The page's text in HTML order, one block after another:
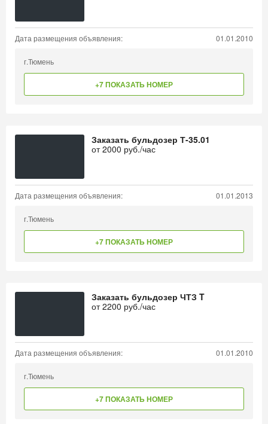
Дата размещения объявления: 01.01.2010
г.Тюмень
+7 ПОКАЗАТЬ НОМЕР
Заказать бульдозер Т-35.01
от2000 руб./час
Дата размещения объявления: 01.01.2013
г.Тюмень
+7 ПОКАЗАТЬ НОМЕР
Заказать бульдозер ЧТЗ T
от2200 руб./час
Дата размещения объявления: 01.01.2010
г.Тюмень
+7 ПОКАЗАТЬ НОМЕР